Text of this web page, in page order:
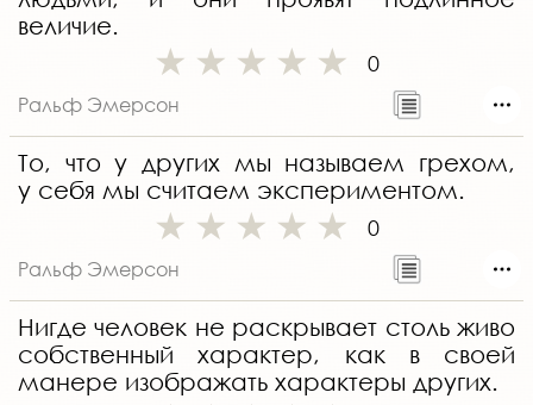
величие.
0
Ральф Эмерсон
То, что у других мы называем грехом,
у себя мы считаем экспериментом.
0
Ральф Эмерсон
Нигде человек не раскрывает столь живо
собственный характер, как в своей
манере изображать характеры других.